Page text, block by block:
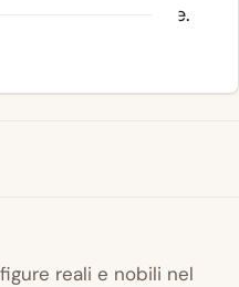
linguistiche.
reali e nobili nel